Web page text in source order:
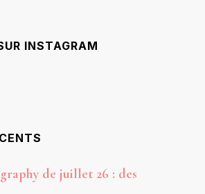
INSTAGRAM
de juillet 26 : des